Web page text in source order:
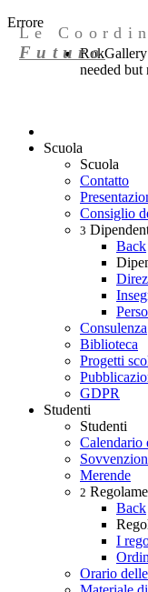
Errore
needed but
Le
Futuro
Scuola
Scuola
Contatto
Consiglio
3
Back
Consulenza
Biblioteca
Progetti
GDPR
Studenti
Studenti
Calendario
Merende
2
Back
I
Orario